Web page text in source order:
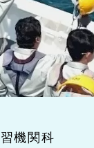
機関科